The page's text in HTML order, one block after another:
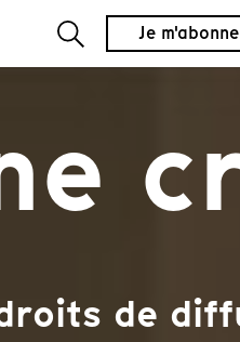
Je m'abonne
de